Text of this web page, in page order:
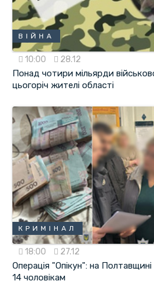
ВІЙНА
10:00 28.12
Понад чотири мільярди
цьогоріч жителі області
КРИМІНАЛ
18:00 27.12
Операція "Опікун": на
14 чоловікам